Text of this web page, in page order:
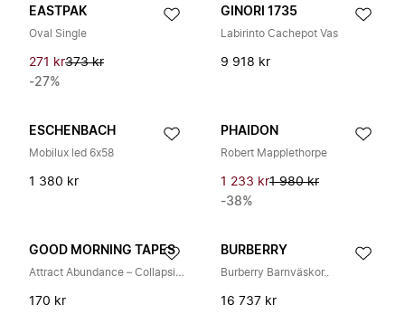
EASTPAK
Oval Single
271 kr373 kr
-27%
GINORI 1735
Labirinto Cachepot Vas
9 918 kr
ESCHENBACH
Mobilux led 6x58
1 380 kr
PHAIDON
Robert Mapplethorpe
1 233 kr1 980 kr
-38%
GOOD MORNING TAPES
Attract Abundance – Collapsing Market
170 kr
BURBERRY
Burberry Barnväskor..
16 737 kr